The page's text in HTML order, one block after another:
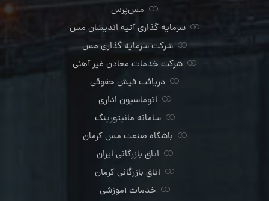
مس‌پرس
سرمایه گذاری آتیه اندیشان مس
شرکت سرمایه گذاری مس
شرکت خدمات معادن غیر آهنی
دریافت فیش حقوقی
اتوماسیون اداری
سامانه مانیتورینگ
باشگاه صنعت مس کرمان
اتاق بازرگانی ایران
اتاق بازرگانی کرمان
خدمات آموزشی